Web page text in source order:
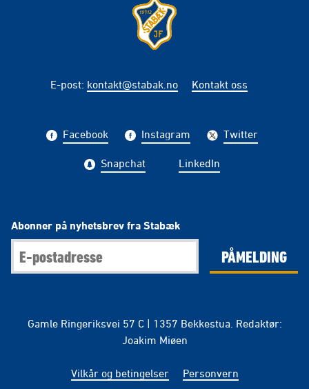
E-post: kontakt@stabak.no Kontakt oss
Facebook Instagram Twitter
Snapchat LinkedIn
Abonner på nyhetsbrev fra Stabæk
PÅMELDING
Gamle Ringeriksvei 57 C | 1357 Bekkestua. Redaktør:
Joakim Miøen
Vilkår og betingelser Personvern